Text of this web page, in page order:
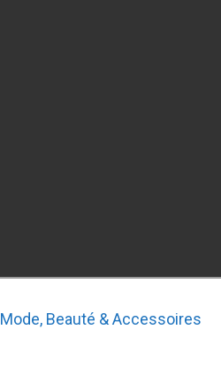
Mode, Beauté & Accessoires